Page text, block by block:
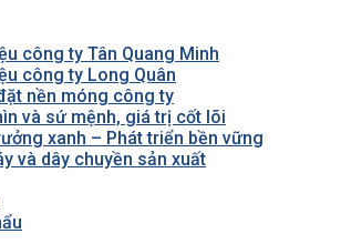
công ty Tân Quang Minh
công ty Long Quân
nền móng công ty
và sứ mệnh, giá trị cốt lõi
xanh – Phát triển bền vững
và dây chuyền sản xuất